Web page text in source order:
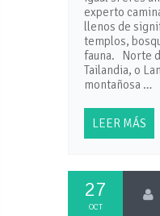
experto
llenos de
templos,
fauna. Norte
Tailandia, o
montañosa …
LEER MÁS
27
OCT